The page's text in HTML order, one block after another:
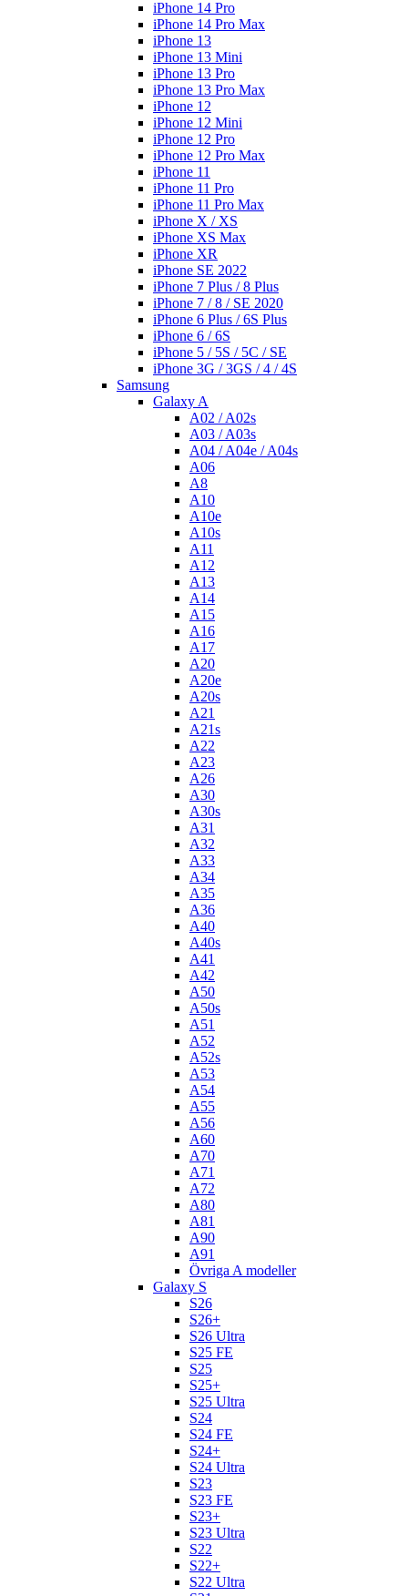
iPhone 14 Pro
iPhone 14 Pro Max
iPhone 13
iPhone 13 Mini
iPhone 13 Pro
iPhone 13 Pro Max
iPhone 12
iPhone 12 Mini
iPhone 12 Pro
iPhone 12 Pro Max
iPhone 11
iPhone 11 Pro
iPhone 11 Pro Max
iPhone X / XS
iPhone XS Max
iPhone XR
iPhone SE 2022
iPhone 7 Plus / 8 Plus
iPhone 7 / 8 / SE 2020
iPhone 6 Plus / 6S Plus
iPhone 6 / 6S
iPhone 5 / 5S / 5C / SE
iPhone 3G / 3GS / 4 / 4S
Samsung
Galaxy A
A02 / A02s
A03 / A03s
A04 / A04e / A04s
A06
A8
A10
A10e
A10s
A11
A12
A13
A14
A15
A16
A17
A20
A20e
A20s
A21
A21s
A22
A23
A26
A30
A30s
A31
A32
A33
A34
A35
A36
A40
A40s
A41
A42
A50
A50s
A51
A52
A52s
A53
A54
A55
A56
A60
A70
A71
A72
A80
A81
A90
A91
Övriga A modeller
Galaxy S
S26
S26+
S26 Ultra
S25 FE
S25
S25+
S25 Ultra
S24
S24 FE
S24+
S24 Ultra
S23
S23 FE
S23+
S23 Ultra
S22
S22+
S22 Ultra